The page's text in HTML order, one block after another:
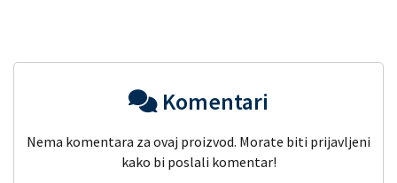
Komentari
Nema komentara za ovaj proizvod. Morate biti prijavljeni
kako bi poslali komentar!